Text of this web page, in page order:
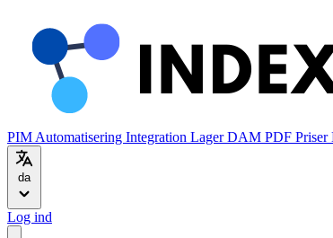
PIM Automatisering Integration LagerDAM PDF Priser
da
Log ind